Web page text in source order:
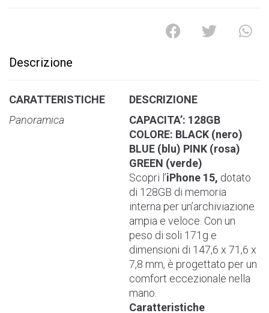
n
t
v
Descrizione
CARATTERISTICHE
DESCRIZIONE
Panoramica
CAPACITA’: 128GB
COLORE: BLACK (nero)
BLUE (blu) PINK (rosa)
GREEN (verde)
Scopri l’iPhone 15, dotato
di 128GB di memoria
interna per un’archiviazione
ampia e veloce. Con un
peso di soli 171g e
dimensioni di 147,6 x 71,6 x
7,8 mm, è progettato per un
comfort eccezionale nella
mano.
Caratteristiche